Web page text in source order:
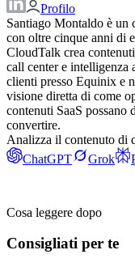
Profilo
Santiago Montaldo è
con oltre cinque anni di
CloudTalk crea
call center e
clienti presso Equinix e
visione diretta di come
contenuti SaaS
convertire.
Analizza il contenuto di
ChatGPT
Grok
Cosa leggere dopo
Consigliati per te